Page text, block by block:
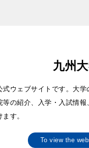
九州
式ウェブサイトです。大学
等の紹介、入学・入試情
す。
To view the